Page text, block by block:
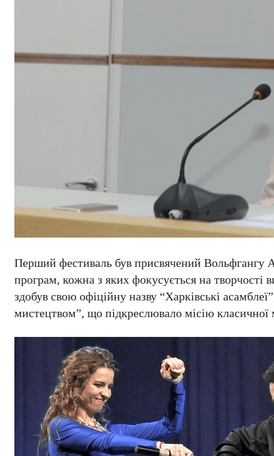
Перший фестиваль був присвячений Вольфгангу
програм, кожна з яких фокусується на творчості
здобув свою офіційну назву “Харківські
мистецтвом”, що підкреслювало місію класичної